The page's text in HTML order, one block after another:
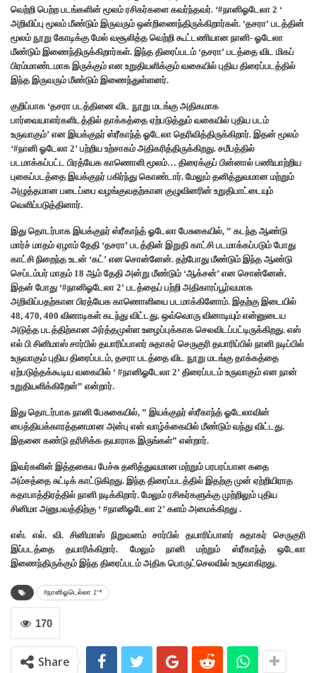
வெற்றி பெற்ற படங்களின் மூலம் ரசிகர்களை கவர்ந்தவர். ‘#நானிஓடேலா 2 ‘
அறிவிப்பு மூலம் மீண்டும் இருவரும் ஒன்றிணைந்திருக்கிறார்கள். ‘தசரா’ படத்தின்
மூலம் நூறு கோடிக்கு மேல் வசூலித்த வெற்றி கூட்டணியான நானி- ஓடேலா
மீண்டும் இணைந்திருக்கிறார்கள். இந்த திரைப்படம் ‘தசரா’ படத்தை விட மிகப்
பிரம்மாண்டமாக இருக்கும் என உறுதியளிக்கும் வகையில் புதிய திரைப்படத்தில்
இந்த இருவரும் மீண்டும் இணைந்துள்ளனர்.
குறிப்பாக ‘தசரா படத்தினை விட நூறு மடங்கு அதிகமாக
பார்வையாளர்களிடத்தில் தாக்கத்தை ஏற்படுத்தும் வகையில் புதிய படம்
உருவாகும்’ என இயக்குநர் ஸ்ரீகாந்த் ஓடேலா தெரிவித்திருக்கிறார். இதன் மூலம்
‘#நானி ஓடேலா 2’ பற்றிய உற்சாகம் அதிகரித்திருக்கிறது. சமீபத்தில்
படமாக்கப்பட்ட பிரத்யேக காணொளி மூலம்… திரைக்குப் பின்னால் பணியாற்றிய
புகைப்படத்தை இயக்குநர் பகிர்ந்து கொண்டார். மேலும் தனித்துவமான மற்றும்
அழுத்தமான படைப்பை வழங்குவதற்கான குழுவினரின் உறுதிபாட்டையும்
வெளிப்படுத்தினார்.
இது தொடர்பாக இயக்குநர் ஸ்ரீகாந்த் ஓடேலா பேசுகையில், ” கடந்த ஆண்டு
மார்ச் மாதம் ஏழாம் தேதி ‘தசரா’ படத்தின் இறுதி காட்சி படமாக்கப்படும் போது
காட்சி நிறைந்த உடன் ‘கட்’ என சொன்னேன். தற்போது மீண்டும் இந்த ஆண்டு
செப்டம்பர் மாதம் 18 ஆம் தேதி அன்று மீண்டும் ‘ஆக்சன்’ என சொன்னேன்.
இதன் போது ‘#நானிஓடேலா 2’ படத்தைப் பற்றி அதிகாரப்பூர்வமாக
அறிவிப்பதற்கான பிரத்யேக காணொளியை படமாக்கினோம்.‌ இதற்கு இடையில்
48, 470, 400 வினாடிகள் கடந்து விட்டது. ஒவ்வொரு வினாடியும் என்னுடைய
அடுத்த படத்திற்கான அர்த்தமுள்ள உழைப்புக்காக செலவிடப்பட்டிருக்கிறது. எஸ்
எல் பி சினிமாஸ் சார்பில் தயாரிப்பாளர் சுதாகர் செருகுரி தயாரிப்பில் நானி நடிப்பில்
உருவாகும் புதிய திரைப்படம், தசரா படத்தை விட நூறு மடங்கு தாக்கத்தை
ஏற்படுத்தக்கூடிய வகையில் ‘ #நானிஓடேலா 2’ திரைப்படம் உருவாகும் என நான்
உறுதியளிக்கிறேன்” என்றார்.
இது தொடர்பாக நானி பேசுகையில், ” இயக்குநர் ஸ்ரீகாந்த் ஓடேலாவின்
பைத்தியக்காரத்தனமான அன்பு என் வாழ்க்கையில் மீண்டும் வந்து விட்டது.
இதனை கண்டு தரிசிக்க தயாராக இருங்கள்” என்றார்.
இவர்களின் இத்தகைய பேச்சு தனித்துவமான மற்றும் பரபரப்பான கதை
அம்சத்தை சுட்டிக் காட்டுகிறது. இந்த திரைப்படத்தில் இதற்கு முன் ஏற்றியிராத
கதாபாத்திரத்தில் நானி நடிக்கிறார். மேலும் ரசிகர்களுக்கு முற்றிலும் புதிய
சினிமா அனுபவத்திற்கு ‘ #நானிஓடேலா 2’ களம் அமைக்கிறது .
எஸ். எல். வி. சினிமாஸ் நிறுவனம் சார்பில் தயாரிப்பாளர் சுதாகர் செருகுரி
இப்படத்தை தயாரிக்கிறார். மேலும் நானி மற்றும் ஸ்ரீகாந்த் ஒடேலா
இணைந்திருக்கும் இந்த திரைப்படம் அதிக பொருட்செலவில் உருவாகிறது.
#நானிஓடெல்லா 2'*
170
Share